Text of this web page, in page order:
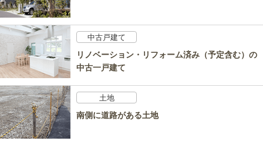
中古戸建て
リノベーション・リフォーム済み（予定含む）の
中古一戸建て
土地
南側に道路がある土地